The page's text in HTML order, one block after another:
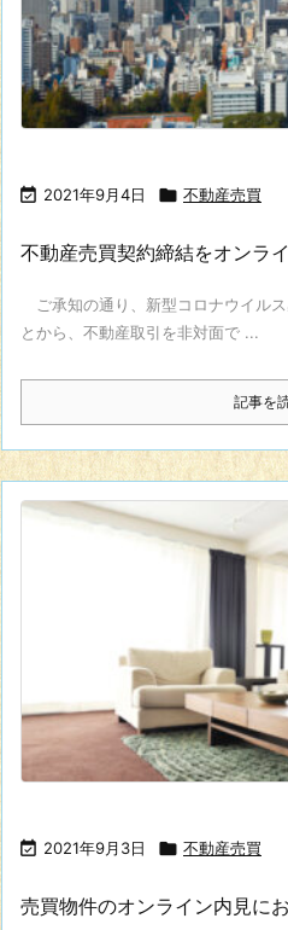
 2021年9月4日  不動産売買
不動産売買契約締結をオンラ
ご承知の通り、新型コロナウイル
とから、不動産取引を非対面で ...
記事を
 2021年9月3日  不動産売買
売買物件のオンライン内見に